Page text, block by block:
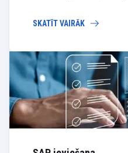
SKATĪT VAIRĀK